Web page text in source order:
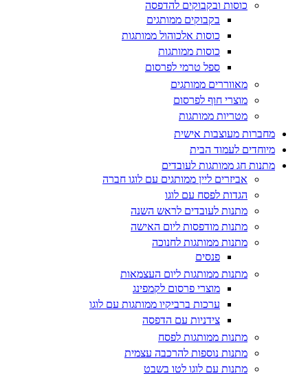
כוסות ובקבוקים להדפסה
בקבוקים ממותגים
כוסות אלכוהול ממותגות
כוסות ממותגות
ספל טרמי לפרסום
מאווררים ממותגים
מוצרי חוף לפרסום
מטריות ממותגות
מחברות מעוצבות אישית
מיוחדים לעמוד הבית
מתנות חג ממותגות לעובדים
אביזרים ליין ממותגים עם לוגו חברה
הגדות לפסח עם לוגו
מתנות לעובדים לראש השנה
מתנות מודפסות ליום האישה
מתנות ממותגות לחנוכה
פנסים
מתנות ממותגות ליום העצמאות
מוצרי פרסום לקמפינג
ערכות ברביקיו ממותגות עם לוגו
צידניות עם הדפסה
מתנות ממותגות לפסח
מתנות נוספות להרכבה עצמית
מתנות עם לוגו לטו בשבט